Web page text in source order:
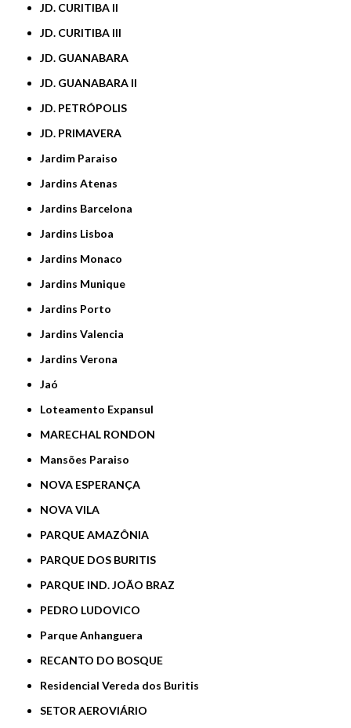
JD. CURITIBA II
JD. CURITIBA III
JD. GUANABARA
JD. GUANABARA II
JD. PETRÓPOLIS
JD. PRIMAVERA
Jardim Paraiso
Jardins Atenas
Jardins Barcelona
Jardins Lisboa
Jardins Monaco
Jardins Munique
Jardins Porto
Jardins Valencia
Jardins Verona
Jaó
Loteamento Expansul
MARECHAL RONDON
Mansões Paraiso
NOVA ESPERANÇA
NOVA VILA
PARQUE AMAZÔNIA
PARQUE DOS BURITIS
PARQUE IND. JOÃO BRAZ
PEDRO LUDOVICO
Parque Anhanguera
RECANTO DO BOSQUE
Residencial Vereda dos Buritis
SETOR AEROVIÁRIO